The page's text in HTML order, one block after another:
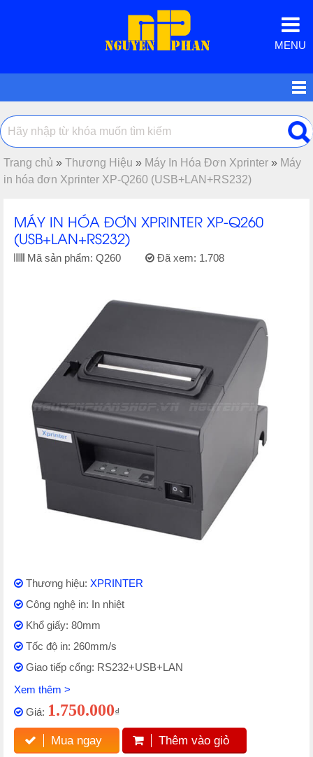
MENU
Trang chủ » Thương Hiệu » Máy In Hóa Đơn Xprinter » Máy
in hóa đơn Xprinter XP-Q260 (USB+LAN+RS232)
MÁY IN HÓA ĐƠN XPRINTER XP-Q260
(USB+LAN+RS232)
Mã sản phẩm: Q260 Đã xem: 1.708
Thương hiệu: XPRINTER
Công nghệ in: In nhiệt
Khổ giấy: 80mm
Tốc độ in: 260mm/s
Giao tiếp cổng: RS232+USB+LAN
Xem thêm >
Giá: 1.750.000₫
Mua ngay Thêm vào giỏ